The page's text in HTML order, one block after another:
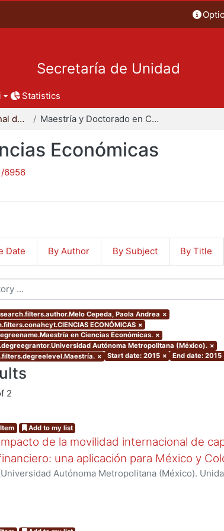
Secretaría de Unidad
Statistics
Coordinación Divisional de Posgrado Maestría y Doctorado en Ciencias Económicas
Económicas
6956
Date By Author By Subject By Title
Cepeda, Paola Andrea ×
ECONÓMICAS ×
en Ciencias Económicas. ×
Autónoma Metropolitana (México). ×
× Start date: 2015 × End date: 2015
2
Item Add to my list
de la movilidad internacional de
una aplicación para México y
Universidad Autónoma Metropolitana (México).